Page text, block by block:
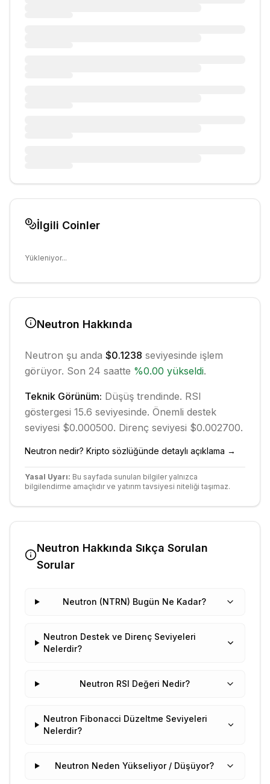
İlgili Coinler
Yükleniyor...
Neutron Hakkında
Neutron şu anda $0.1238 seviyesinde işlem
görüyor. Son 24 saatte %0.00 yükseldi.
Teknik Görünüm: Düşüş trendinde. RSI
göstergesi 15.6 seviyesinde. Önemli destek
seviyesi $0.000500. Direnç seviyesi $0.002700.
Neutron nedir? Kripto sözlüğünde detaylı açıklama →
Yasal Uyarı: Bu sayfada sunulan bilgiler yalnızca
bilgilendirme amaçlıdır ve yatırım tavsiyesi niteliği taşımaz.
Neutron Hakkında Sıkça Sorulan
Sorular
Neutron (NTRN) Bugün Ne Kadar?
Neutron Destek ve Direnç Seviyeleri
Nelerdir?
Neutron RSI Değeri Nedir?
Neutron Fibonacci Düzeltme Seviyeleri
Nelerdir?
Neutron Neden Yükseliyor / Düşüyor?